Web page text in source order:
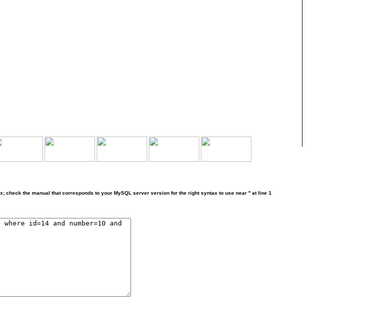
check the manual that corresponds to your MySQL server version for the right syntax to use near '' at line 1